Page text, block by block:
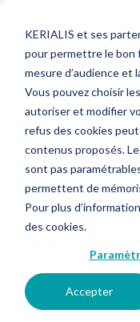
KERIALIS et ses
pour permettre le bon
mesure d’audience et
Vous pouvez choisir
autoriser et modifier
refus des cookies
contenus proposés.
sont pas
permettent de
Pour plus
des cookies.
Accepter
Sovalis
énergie
avocats